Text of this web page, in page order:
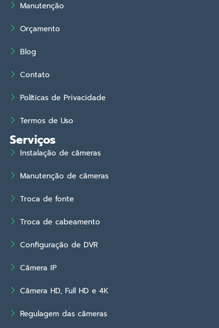
Manutenção
Orçamento
Blog
Contato
Políticas de Privacidade
Termos de Uso
Serviços
Instalação de câmeras
Manutenção de câmeras
Troca de fonte
Troca de cabeamento
Configuração de DVR
Câmera IP
Câmera HD, Full HD e 4K
Regulagem das câmeras